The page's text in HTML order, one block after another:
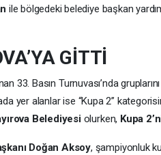
ile bölgedeki belediye başkan
GİTTİ
33. Basın Turnuvası’nda
yer alanlar ise “Kupa 2”
Belediyesiolurken, Kupa
Doğan Aksoy, şampiyonluk